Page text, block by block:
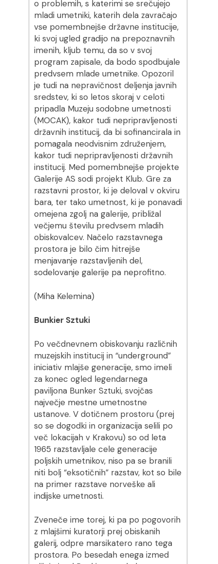
o problemih, s katerimi se srečujejo
mladi umetniki, katerih dela zavračajo
vse pomembnejše državne institucije,
ki svoj ugled gradijo na prepoznavnih
imenih, kljub temu, da so v svoj
program zapisale, da bodo spodbujale
predvsem mlade umetnike. Opozoril
je tudi na nepravičnost deljenja javnih
sredstev, ki so letos skoraj v celoti
pripadla Muzeju sodobne umetnosti
(MOCAK), kakor tudi nepripravljenosti
državnih institucij, da bi sofinancirala in
pomagala neodvisnim združenjem,
kakor tudi nepripravljenosti državnih
institucij. Med pomembnejše projekte
Galerije AS sodi projekt Klub. Gre za
razstavni prostor, ki je deloval v okviru
bara, ter tako umetnost, ki je ponavadi
omejena zgolj na galerije, približal
večjemu številu predvsem mladih
obiskovalcev. Načelo razstavnega
prostora je bilo čim hitrejše
menjavanje razstavljenih del,
sodelovanje galerije pa neprofitno.
(Miha Kelemina)
Bunkier Sztuki
Po večdnevnem obiskovanju različnih
muzejskih institucij in “underground”
iniciativ mlajše generacije, smo imeli
za konec ogled legendarnega
paviljona Bunker Sztuki, svojčas
največje mestne umetnostne
ustanove. V dotičnem prostoru (prej
so se dogodki in organizacija selili po
več lokacijah v Krakovu) so od leta
1965 razstavljale cele generacije
poljskih umetnikov, niso pa se branili
niti bolj “eksotičnih” razstav, kot so bile
na primer razstave norveške ali
indijske umetnosti.
Zveneče ime torej, ki pa po pogovorih
z mlajšimi kuratorji prej obiskanih
galerij, odpre marsikatero rano tega
prostora. Po besedah enega izmed